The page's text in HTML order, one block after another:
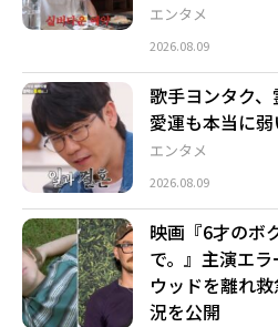
エンタメ
2026.08.09
エンタメ
歌手ヨンタク
愛運も本当に
2026.08.09
映画『6才のボ
で。』主演エ
ウッドを離れ
況を公開